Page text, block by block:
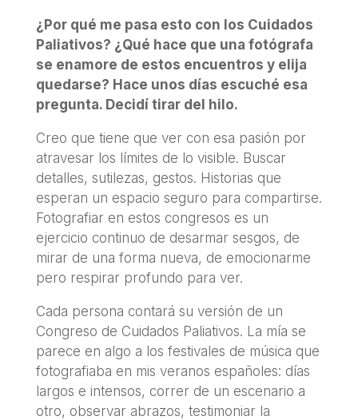
¿Por qué me pasa esto con los Cuidados
Paliativos? ¿Qué hace que una fotógrafa
se enamore de estos encuentros y elija
quedarse? Hace unos días escuché esa
pregunta. Decidí tirar del hilo.
Creo que tiene que ver con esa pasión por
atravesar los límites de lo visible. Buscar
detalles, sutilezas, gestos. Historias que
esperan un espacio seguro para compartirse.
Fotografiar en estos congresos es un
ejercicio continuo de desarmar sesgos, de
mirar de una forma nueva, de emocionarme
pero respirar profundo para ver.
Cada persona contará su versión de un
Congreso de Cuidados Paliativos. La mía se
parece en algo a los festivales de música que
fotografiaba en mis veranos españoles: días
largos e intensos, correr de un escenario a
otro, observar abrazos, testimoniar la